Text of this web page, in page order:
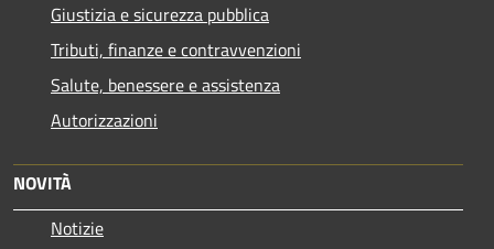
Giustizia e sicurezza pubblica
Tributi, finanze e contravvenzioni
Salute, benessere e assistenza
Autorizzazioni
NOVITÀ
Notizie